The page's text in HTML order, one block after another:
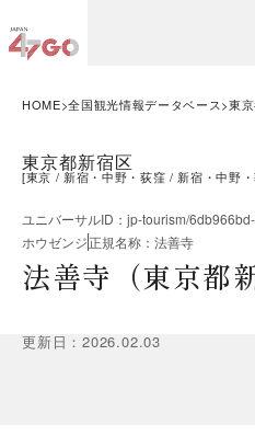
HOME 全国観光情報データベース 東
東京都新宿区
[東京 新宿・中野・荻窪 新宿・中野
ユニバーサルID ： jp-tourism/
ホウゼンジ正規名称 ： 法善寺
法善寺（東京都
更新日 ：2026.02.03